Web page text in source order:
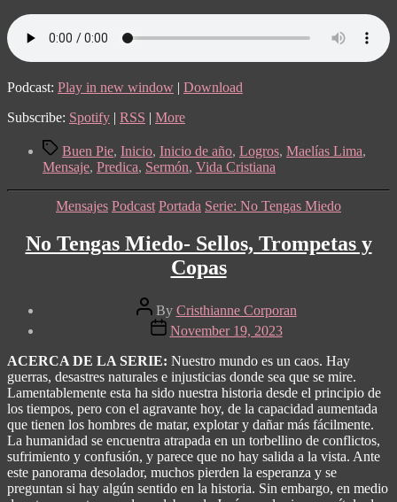
Podcast: Play in new window | Download
Subscribe: Spotify | RSS | More
TagsBuen Pie, Inicio, Inicio de año, Logros, Maelías Lima,
Mensaje, Predica, Sermón, Vida Cristiana
Categories
Mensajes Podcast Portada Serie: No Tengas Miedo
No Tengas Miedo- Sellos, Trompetas y
Copas
Post
author
By Cristhianne Corporan
Post
date
November 19, 2023
ACERCA DE LA SERIE: Nuestro mundo es un caos. Hay
guerras, desastres naturales e injusticias donde sea que se mire.
Lamentablemente esta ha sido nuestra historia desde el principio de
los tiempos, pero con el agravante hoy, de la capacidad aumentada
que tienen los hombres de matar, explotar y dañar más fácilmente.
La humanidad se encuentra atrapada en un torbellino de conflictos,
sufrimiento y confusión, y parece que no hay salida a la vista. Ante
este panorama desolador, muchos pierden la esperanza y se
preguntan si hay algún sentido en la historia. Sin embargo, en medio